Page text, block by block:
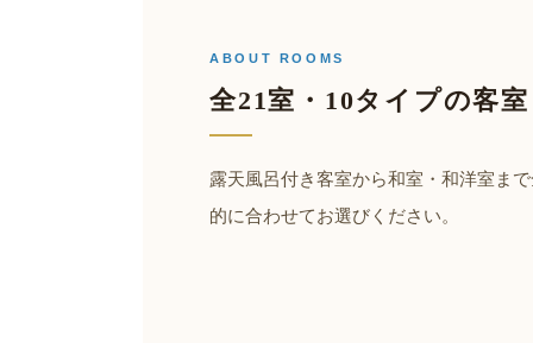
ABOUT ROOMS
全21室・10タイプの客室
露天風呂付き客室から和室・和洋室ま
的に合わせてお選びください。